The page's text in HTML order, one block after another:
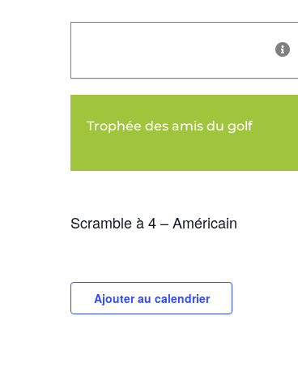
Trophée des amis du golf
Scramble à 4 – Américain
Ajouter au calendrier